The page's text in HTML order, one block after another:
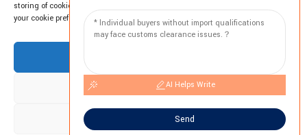
メールアドレスを入力すると、最新の情報プランをお送りします。
著作権 © 2023 BES All Rights Reserved. -サイトマップ トップブログ
AI Helps Write
Send
storing of cookies on your device for these purposes. Click "Adjust" to adjust
your cookie preferences. For more information, review our Cookies Policy.
Deny